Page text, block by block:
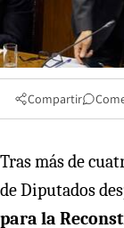
Compartir
Tras más de
de Diputados
para la